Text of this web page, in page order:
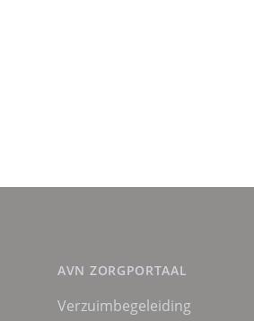
AVN ZORGPORTAAL
Verzuimbegeleiding